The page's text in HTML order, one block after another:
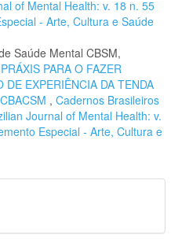
of Mental Health: v. 18 n. 55
- Arte, Cultura e Saúde
Saúde Mental CBSM,
PARA O FAZER
DE EXPERIÊNCIA DA TENDA
, Cadernos Brasileiros
Journal of Mental Health: v.
Especial - Arte, Cultura e